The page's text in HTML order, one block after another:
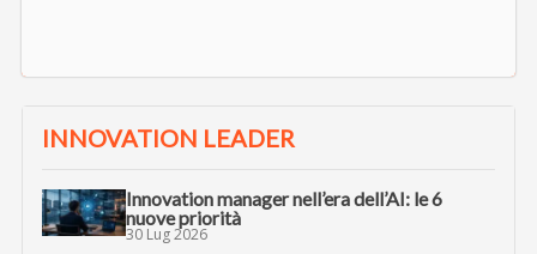
INNOVATION LEADER
Innovation manager nell’era dell’AI: le 6
nuove priorità
30 Lug 2026